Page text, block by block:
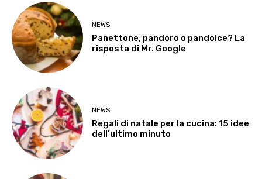
NEWS
Panettone, pandoro o pandolce? La
risposta di Mr. Google
NEWS
Regali di natale per la cucina: 15 idee
dell’ultimo minuto